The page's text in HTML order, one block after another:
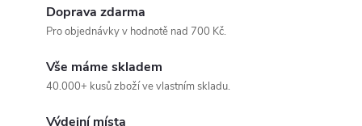
Doprava zdarma
Pro objednávky v hodnotě nad 700 Kč.
Vše máme skladem
40.000+ kusů zboží ve vlastním skladu.
Výdejní místa